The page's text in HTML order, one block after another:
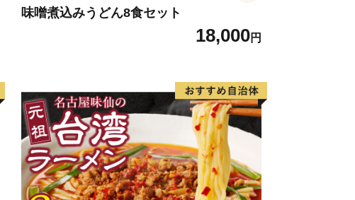
味噌煮込みうどん8食セット
18,000円